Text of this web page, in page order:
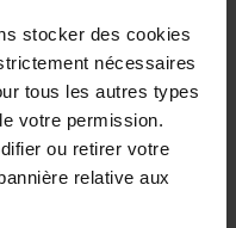
stocker des cookies
nécessaires
tous les autres types
votre permission.
ou retirer votre
relative aux
ne pourrais plus m'en
te evalueren.
nuttig?
Ja